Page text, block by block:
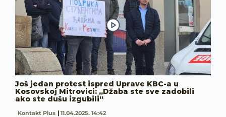
Još jedan protest ispred Uprave KBC-a u
Kosovskoj Mitrovici: „Džaba ste sve zadobili
ako ste dušu izgubili“
Kontakt Plus 11.04.2025. 14:42